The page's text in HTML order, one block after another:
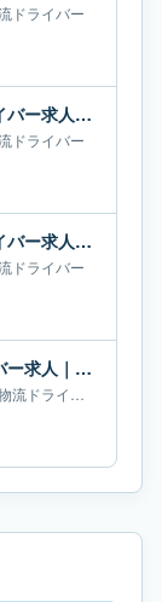
ドライバー
札幌エムケイ株式会社のその他物流ドライバー求人｜北海道札幌市｜月給65万-68万円
ドライバー
札幌エムケイ株式会社のその他物流ドライバー求人｜北海道札幌市｜月給61万-67万円
ドライバー
株式会社ソーデン社のその他物流ドライバー求人｜埼玉県さいたま市｜月給60万-65万円
ドライバー